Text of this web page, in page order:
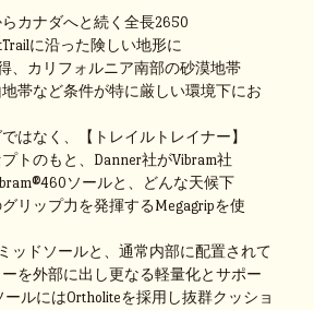
カナダへと続く全長2650
に沿った険しい地形に
、カリフォルニア南部の砂漠地帯
帯など条件が特に厳しい環境下にお
はなく、【トレイルトレイナー】
トのもと、Danner社がVibram社
ソールと、どんな天候下
リップ力を発揮するMegagripを使
ッドソールと、通常内部に配置されて
を外部に出し更なる軽量化とサポー
ールにはOrtholiteを採用し抜群クッショ